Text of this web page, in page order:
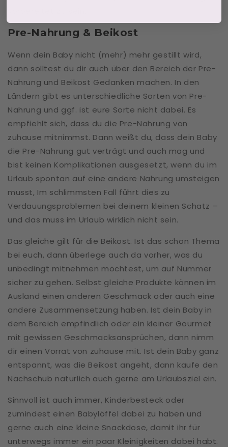
Pre-Nahrung & Beikost
Wenn dein Baby nicht (mehr) mehr gestillt wird,
dann solltest du dir auch über den Bereich der Pre-
Nahrung und Beikost Gedanken machen. In den
Ländern gibt es unterschiedliche Sorten von Pre-
Nahrung und ggf. ist eure Sorte nicht dabei. Es
empfiehlt sich, dass du die Pre-Nahrung von
zuhause mitnimmst. Dann weißt du, dass dein Baby
die Pre-Nahrung gut verträgt und auch mag und
bist keinen Komplikationen ausgesetzt, wenn du im
Urlaub spontan auf eine andere Nahrung umsteigen
musst, Im schlimmsten Fall führt dies zu
Verdauungsproblemen bei deinem kleinen Schatz –
und das muss im Urlaub wirklich nicht sein.
Das gleiche gilt für die Beikost. Ist das schon Thema
bei euch, dann überlege auch da vorher, was du
unbedingt mitnehmen möchtest, um auf Nummer
sicher zu gehen. Selbst gleiche Produkte können im
Ausland einen anderen Geschmack oder auch eine
andere Zusammensetzung haben. Ist dein Baby in
dem Bereich empfindlich oder ein kleiner Gourmet
mit gewissen Geschmacksansprüchen, dann nimm
dir einen Vorrat von zuhause mit. Ist dein Baby ganz
entspannt, was die Beikost angeht, dann kaufe den
Nachschub natürlich auch gerne am Urlaubsziel ein.
Sinnvoll ist auch immer, Kinderbesteck oder
zumindest einen Babylöffel dabei zu haben und
gerne auch eine kleine Snackdose, damit ihr für
unterwegs immer ein paar Kleinigkeiten dabei habt.